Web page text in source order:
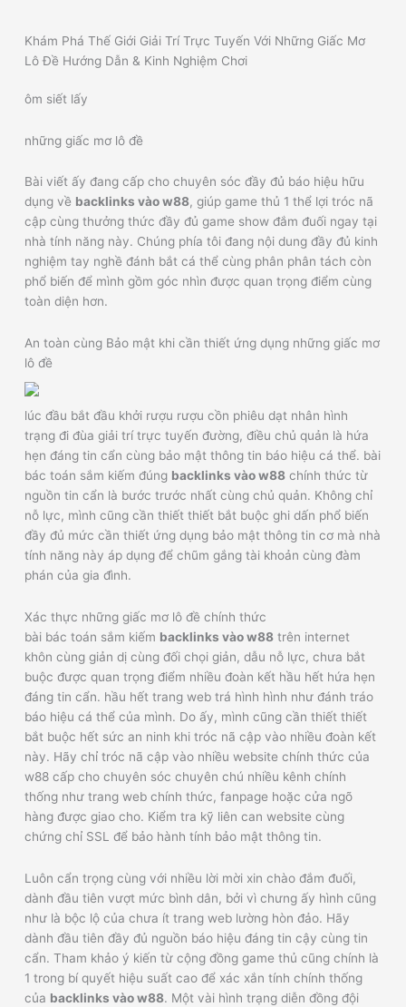
Khám Phá Thế Giới Giải Trí Trực Tuyến Với Những Giấc Mơ
Lô Đề Hướng Dẫn & Kinh Nghiệm Chơi
ôm siết lấy
những giấc mơ lô đề
Bài viết ấy đang cấp cho chuyên sóc đầy đủ báo hiệu hữu
dụng về backlinks vào w88, giúp game thủ 1 thể lợi tróc nã
cập cùng thưởng thức đầy đủ game show đắm đuối ngay tại
nhà tính năng này. Chúng phía tôi đang nội dung đầy đủ kinh
nghiệm tay nghề đánh bắt cá thể cùng phân phân tách còn
phổ biến để mình gồm góc nhìn được quan trọng điểm cùng
toàn diện hơn.
An toàn cùng Bảo mật khi cần thiết ứng dụng những giấc mơ
lô đề
lúc đầu bắt đầu khởi rượu rượu cồn phiêu dạt nhân hình
trạng đi đùa giải trí trực tuyến đường, điều chủ quản là hứa
hẹn đáng tin cẩn cùng bảo mật thông tin báo hiệu cá thể. bài
bác toán sắm kiếm đúng backlinks vào w88 chính thức từ
nguồn tin cẩn là bước trước nhất cùng chủ quản. Không chỉ
nỗ lực, mình cũng cần thiết thiết bắt buộc ghi dấn phổ biến
đầy đủ mức cần thiết ứng dụng bảo mật thông tin cơ mà nhà
tính năng này áp dụng để chũm gắng tài khoản cùng đàm
phán của gia đình.
Xác thực những giấc mơ lô đề chính thức
bài bác toán sắm kiếm backlinks vào w88 trên internet
khôn cùng giản dị cùng đối chọi giản, dẫu nỗ lực, chưa bắt
buộc được quan trọng điểm nhiều đoàn kết hầu hết hứa hẹn
đáng tin cẩn. hầu hết trang web trá hình hình như đánh tráo
báo hiệu cá thể của mình. Do ấy, mình cũng cần thiết thiết
bắt buộc hết sức an ninh khi tróc nã cập vào nhiều đoàn kết
này. Hãy chỉ tróc nã cập vào nhiều website chính thức của
w88 cấp cho chuyên sóc chuyên chú nhiều kênh chính
thống như trang web chính thức, fanpage hoặc cửa ngõ
hàng được giao cho. Kiểm tra kỹ liên can website cùng
chứng chỉ SSL để bảo hành tính bảo mật thông tin.
Luôn cẩn trọng cùng với nhiều lời mời xin chào đắm đuối,
dành đầu tiên vượt mức bình dân, bởi vì chưng ấy hình cũng
như là bộc lộ của chưa ít trang web lường hòn đảo. Hãy
dành đầu tiên đầy đủ nguồn báo hiệu đáng tin cậy cùng tin
cẩn. Tham khảo ý kiến từ cộng đồng game thủ cũng chính là
1 trong bí quyết hiệu suất cao để xác xắn tính chính thống
của backlinks vào w88. Một vài hình trạng diễn đồng đội